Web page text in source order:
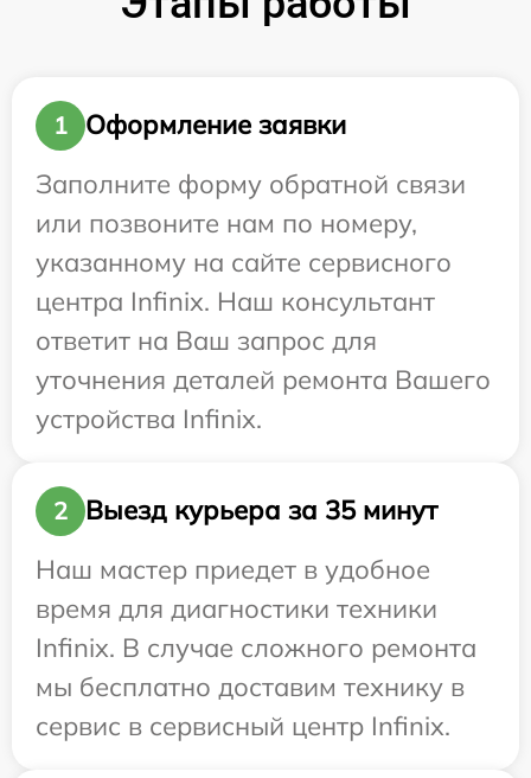
1
Оформление заявки
Заполните форму обратной связи
или позвоните нам по номеру,
указанному на сайте сервисного
центра Infinix. Наш консультант
ответит на Ваш запрос для
уточнения деталей ремонта Вашего
устройства Infinix.
2
Выезд курьера за 35 минут
Наш мастер приедет в удобное
время для диагностики техники
Infinix. В случае сложного ремонта
мы бесплатно доставим технику в
сервис в сервисный центр Infinix.